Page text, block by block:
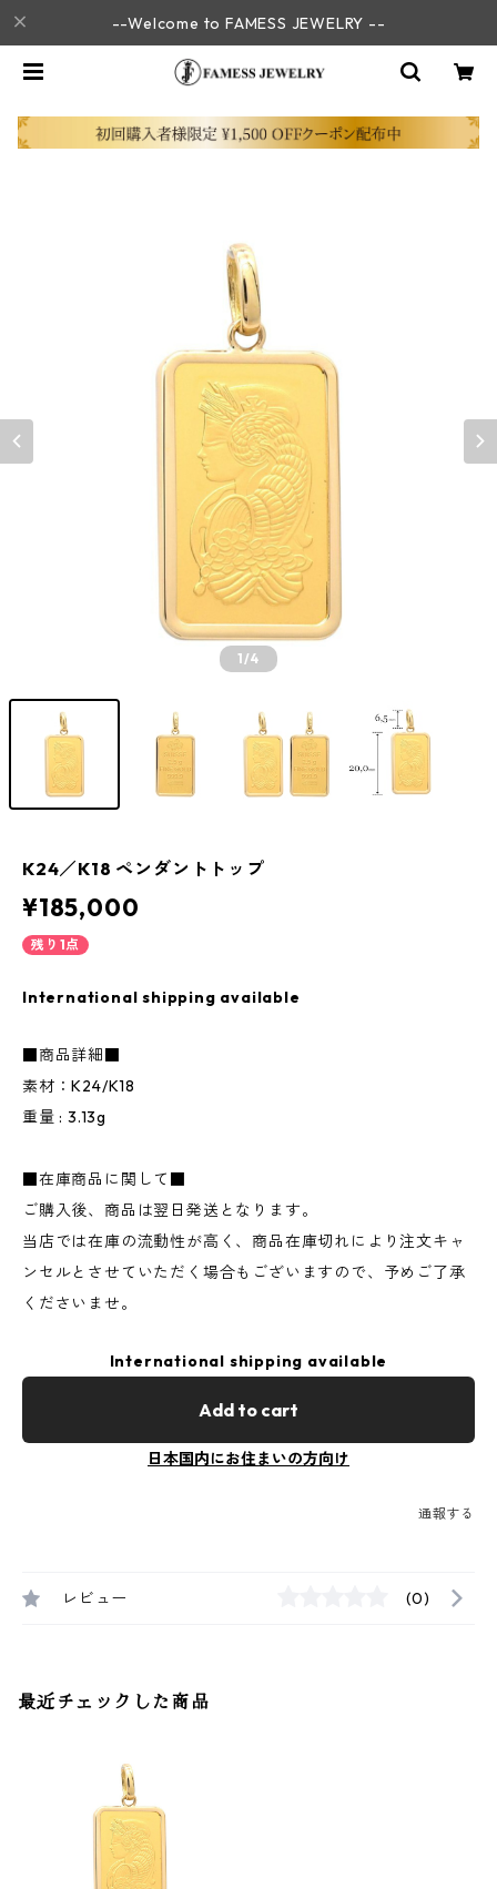
--Welcome to FAMESS JEWELRY --
1 /4
K24／K18 ペンダントトップ
¥185,000
残り1点
International shipping available
■商品詳細■
素材：K24/K18
重量 : 3.13g
■在庫商品に関して■
ご購入後、商品は翌日発送となります。
当店では在庫の流動性が高く、商品在庫切れにより注文キャ
ンセルとさせていただく場合もございますので、予めご了承
くださいませ。
International shipping available
Add to cart
日本国内にお住まいの方向け
通報する
レビュー (0)
最近チェックした商品